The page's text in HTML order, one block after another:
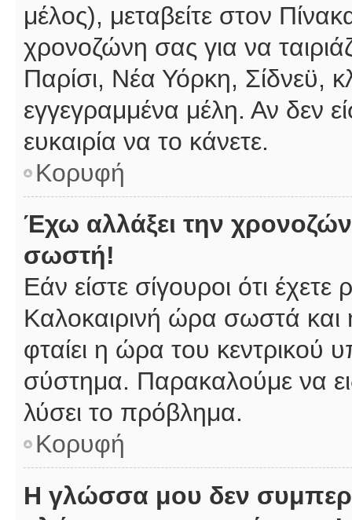
μέλος), μεταβείτε στον
χρονοζώνη σας για να
Παρίσι, Νέα Υόρκη, Σίδνεϋ,
εγγεγραμμένα μέλη. Αν δεν
ευκαιρία να το κάνετε.
Κορυφή
Έχω αλλάξει την
σωστή!
Εάν είστε σίγουροι ότι
Καλοκαιρινή ώρα σωστά και
φταίει η ώρα του κεντρικού
σύστημα. Παρακαλούμε να
λύσει το πρόβλημα.
Κορυφή
Η γλώσσα μου δεν